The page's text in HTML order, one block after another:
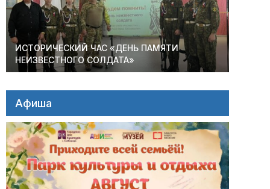
ИСТОРИЧЕСКИЙ ЧАС «ДЕНЬ ПАМЯТИ
НЕИЗВЕСТНОГО СОЛДАТА»
Афиша